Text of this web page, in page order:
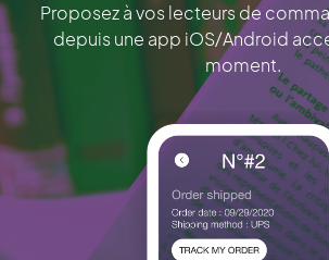
Proposez à vos lecteurs de
depuis une app iOS/Android
moment.